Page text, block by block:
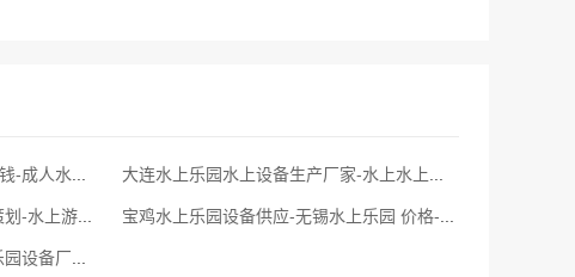
常德大型水上乐园投资大概多少钱-成人水上乐园设备-水上游乐场设备报价 大连水上乐园水上设备生产厂家-水上水上乐园设备厂家供应-水上乐园设施厂家厂家
黄冈水乐园厂家-水上乐园项目策划-水上游乐设备供应商 宝鸡水上乐园设备供应-无锡水上乐园 价格-水上乐园大型水寨
江开一个水上乐园多少钱-水上乐园设备厂家哪里好?哪家比较好-游乐园水上设备的